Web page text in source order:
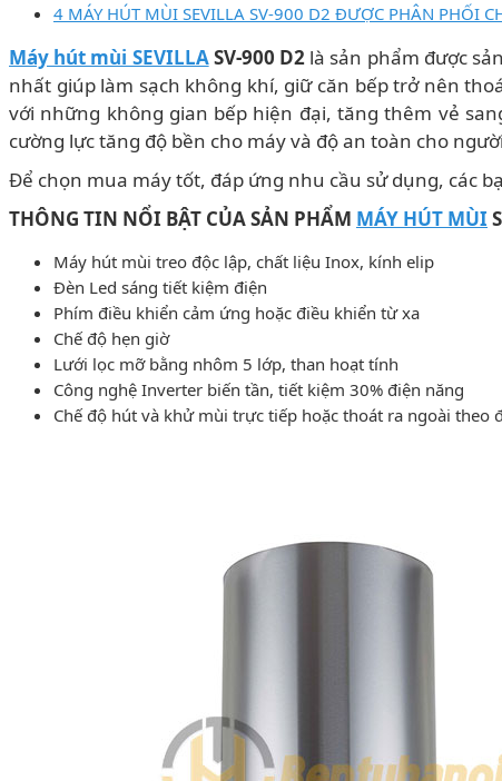
4 MÁY HÚT MÙI SEVILLA SV-900 D2 ĐƯỢC PHÂN PHỐI
Máy hút mùi SEVILLASV-900 D2 là sản phẩm được
nhất giúp làm sạch không khí, giữ căn bếp trở nên
với những không gian bếp hiện đại, tăng thêm vẻ
cường lực tăng độ bền cho máy và độ an toàn cho
Để chọn mua máy tốt, đáp ứng nhu cầu sử dụng, các
THÔNG TIN NỔI BẬT CỦA SẢN PHẨM MÁY HÚT MÙI
Máy hút mùi treo độc lập, chất liệu Inox, kính elip
Đèn Led sáng tiết kiệm điện
Phím điều khiển cảm ứng hoặc điều khiển từ xa
Chế độ hẹn giờ
Lưới lọc mỡ bằng nhôm 5 lớp, than hoạt tính
Công nghệ Inverter biến tần, tiết kiệm 30% điện năng
Chế độ hút và khử mùi trực tiếp hoặc thoát ra ngoài theo